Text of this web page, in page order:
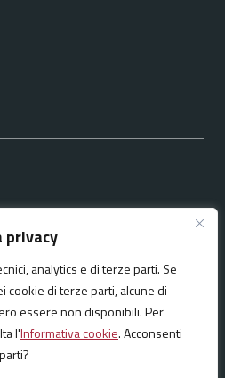
privacy
analytics e di terze parti. Se
cookie di terze parti, alcune di
essere non disponibili. Per
l'Informativa cookie. Acconsenti
del sito